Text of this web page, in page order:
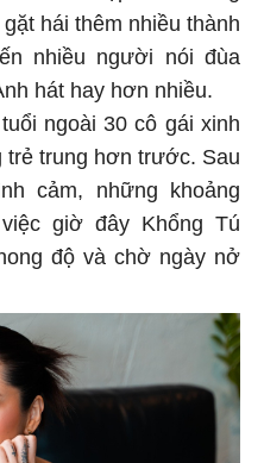
hái thêm nhiều thành
nhiều người nói đùa
hát hay hơn nhiều.
ngoài 30 cô gái xinh
trẻ trung hơn trước. Sau
cảm, những khoảng
giờ đây Khổng Tú
độ và chờ ngày nở